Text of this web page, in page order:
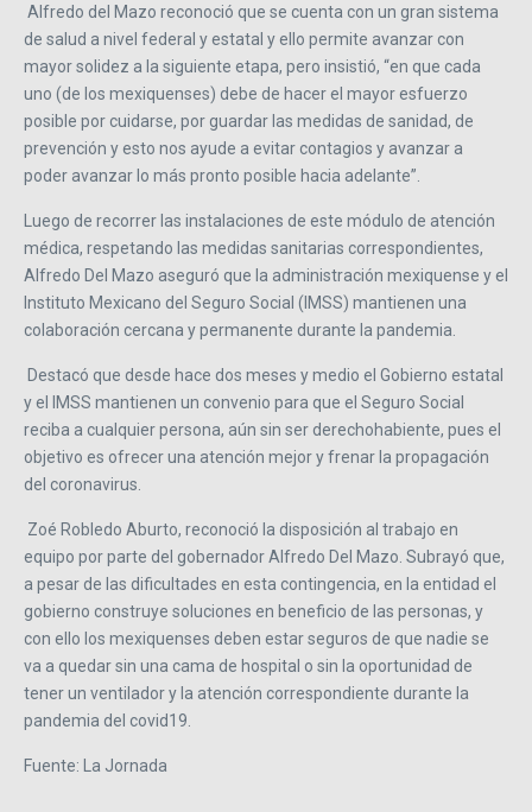
Alfredo del Mazo reconoció que se cuenta con un gran sistema
de salud a nivel federal y estatal y ello permite avanzar con
mayor solidez a la siguiente etapa, pero insistió, “en que cada
uno (de los mexiquenses) debe de hacer el mayor esfuerzo
posible por cuidarse, por guardar las medidas de sanidad, de
prevención y esto nos ayude a evitar contagios y avanzar a
poder avanzar lo más pronto posible hacia adelante”.
Luego de recorrer las instalaciones de este módulo de atención
médica, respetando las medidas sanitarias correspondientes,
Alfredo Del Mazo aseguró que la administración mexiquense y el
Instituto Mexicano del Seguro Social (IMSS) mantienen una
colaboración cercana y permanente durante la pandemia.
Destacó que desde hace dos meses y medio el Gobierno estatal
y el IMSS mantienen un convenio para que el Seguro Social
reciba a cualquier persona, aún sin ser derechohabiente, pues el
objetivo es ofrecer una atención mejor y frenar la propagación
del coronavirus.
Zoé Robledo Aburto, reconoció la disposición al trabajo en
equipo por parte del gobernador Alfredo Del Mazo. Subrayó que,
a pesar de las dificultades en esta contingencia, en la entidad el
gobierno construye soluciones en beneficio de las personas, y
con ello los mexiquenses deben estar seguros de que nadie se
va a quedar sin una cama de hospital o sin la oportunidad de
tener un ventilador y la atención correspondiente durante la
pandemia del covid19.
Fuente: La Jornada